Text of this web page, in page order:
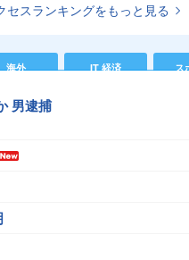
セスランキングをもっと見る
海外 IT 経済 ス
男逮捕